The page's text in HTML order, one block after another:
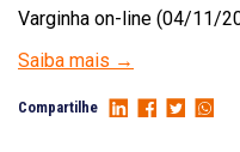
Varginha on-line (04/11/
Saiba mais →
Compartilhe